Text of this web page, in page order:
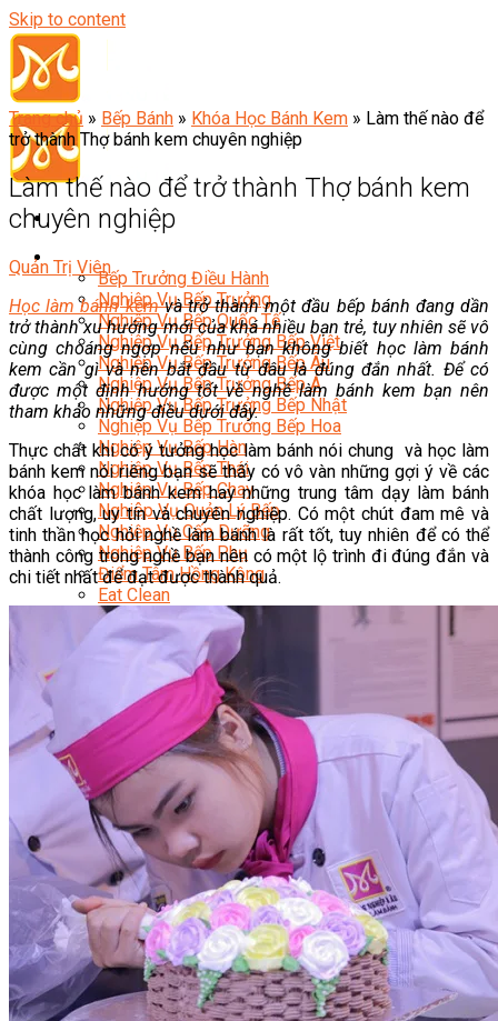
Skip to content
Đầu Bếp
Bếp Trưởng Điều Hành
Nghiệp Vụ Bếp Trưởng
Nghiệp Vụ Bếp Quốc Tế
Nghiệp Vụ Bếp Trưởng Bếp Việt
Nghiệp Vụ Bếp Trưởng Bếp Âu
Nghiệp Vụ Bếp Trưởng Bếp Á
Nghiệp Vụ Bếp Trưởng Bếp Nhật
Nghiệp Vụ Bếp Trưởng Bếp Hoa
Nghiệp Vụ Bếp Hàn
Nghiệp Vụ Bếp Thái
Nghiệp Vụ Bếp Chay
Nghiệp Vụ Quản Lý Bếp
Nghiệp Vụ Cấp Dưỡng
Nghiệp Vụ Bếp Phụ
Điểm Tâm Hồng Kông
Eat Clean
Food Stylist
Master Class
Bếp Gia Đình
Học Nấu Ăn Mở Quán
Chuyên Đề Bếp Nóng
Khởi Sự Kinh Doanh Ngành F&B
Khởi Sự Kinh Doanh Nhà Hàng
Bí Quyết Kinh Doanh và Vận Hành Mô Hình Ẩm
Thực
Video Dạy Nấu Ăn
Pha Chế
Nghiệp Vụ Bar Trưởng
Nghiệp Vụ Bartender Chuyên Nghiệp
Nghiệp Vụ Barista Chuyên Nghiệp
Nghiệp Vụ Flair Bartending Chuyên Nghiệp
Nghiệp Vụ Pha Chế Đặc Biệt
Nghiệp Vụ Pha Chế Tổng Hợp
Nghiệp Vụ Quản Lý Bar
Chuyên Gia Cà Phê
Trang chủ » Bếp Bánh » Khóa Học Bánh Kem » Làm thế nào để
trở thành Thợ bánh kem chuyên nghiệp
Làm thế nào để trở thành Thợ bánh kem
chuyên nghiệp
Quản Trị Viên
Học làm bánh kemvà trở thành một đầu bếp bánh đang dần
trở thành xu hướng mới của khá nhiều bạn trẻ, tuy nhiên sẽ vô
cùng choáng ngợp nếu như bạn không biết học làm bánh
kem cần gì và nên bắt đầu từ đâu là đúng đắn nhất. Để có
được một định hướng tốt về nghề làm bánh kem bạn nên
tham khảo những điều dưới đây.
Thực chất khi có ý tưởng học làm bánh nói chung và học làm
bánh kem nói riêng bạn sẽ thấy có vô vàn những gợi ý về các
khóa học làm bánh kem hay những trung tâm dạy làm bánh
chất lượng, uy tín và chuyên nghiệp. Có một chút đam mê và
tinh thần học hỏi nghề làm bánh là rất tốt, tuy nhiên để có thể
thành công trong nghề bạn nên có một lộ trình đi đúng đắn và
chi tiết nhất để đạt được thành quả.